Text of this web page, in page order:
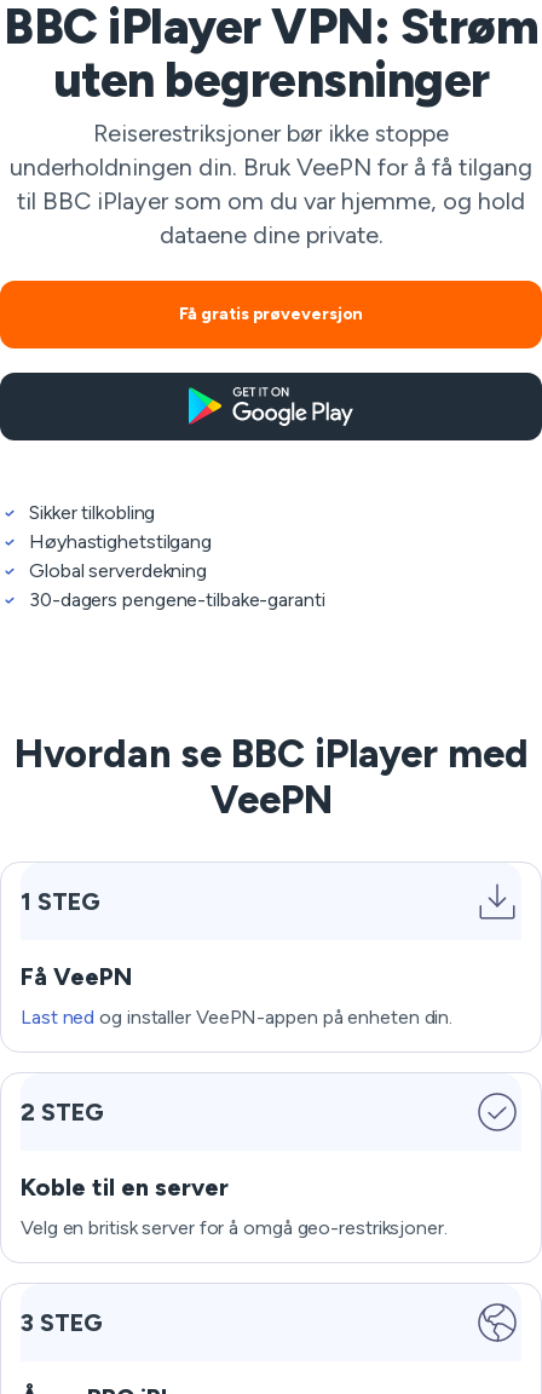
BBC iPlayer VPN: Strøm
uten begrensninger
Reiserestriksjoner bør ikke stoppe
underholdningen din. Bruk VeePN for å få tilgang
til BBC iPlayer som om du var hjemme, og hold
dataene dine private.
Få gratis prøveversjon
Sikker tilkobling
Høyhastighetstilgang
Global serverdekning
30-dagers pengene-tilbake-garanti
Hvordan se BBC iPlayer med
VeePN
1 STEG
Få VeePN
Last ned og installer VeePN-appen på enheten din.
2 STEG
Koble til en server
Velg en britisk server for å omgå geo-restriksjoner.
3 STEG